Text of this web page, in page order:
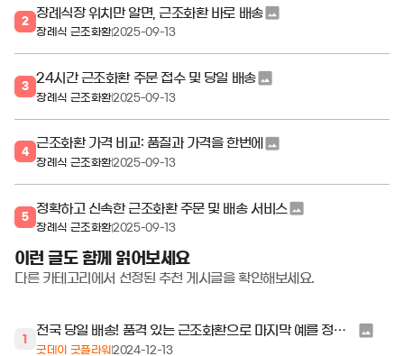
2
장례식장 위치만 알면, 근조화환 바로 배송
장례식 근조화환2025-09-13
3
24시간 근조화환 주문 접수 및 당일 배송
장례식 근조화환2025-09-13
4
근조화환 가격 비교: 품질과 가격을 한번에
장례식 근조화환2025-09-13
5
정확하고 신속한 근조화환 주문 및 배송 서비스
장례식 근조화환2025-09-13
이런 글도 함께 읽어보세요
다른 카테고리에서 선정된 추천 게시글을 확인해보세요.
1
전국 당일 배송! 품격 있는 근조화환으로 마지막 예를 정성껏 전하세요
굿데이 굿플라워 2024-12-13